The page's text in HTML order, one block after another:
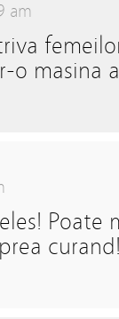
am
o masina
Poate